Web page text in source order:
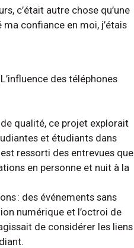
c’était autre chose qu’une
confiance en moi, j’étais
des téléphones
de qualité, ce projet explorait
et étudiants dans
ressorti des entrevues que
en personne et nuit à la
: des événements sans
numérique et l’octroi de
de considérer les liens